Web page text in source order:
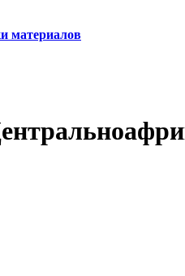
материалов